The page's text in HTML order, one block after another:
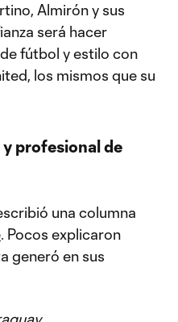
Almirón y sus
será hacer
fútbol y estilo con
los mismos que su
profesional de
una columna
. Pocos explicaron
generó en sus